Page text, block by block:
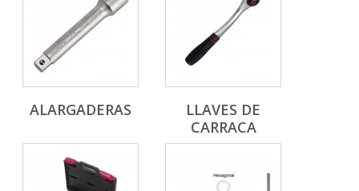
ALARGADERAS
LLAVES DE
CARRACA